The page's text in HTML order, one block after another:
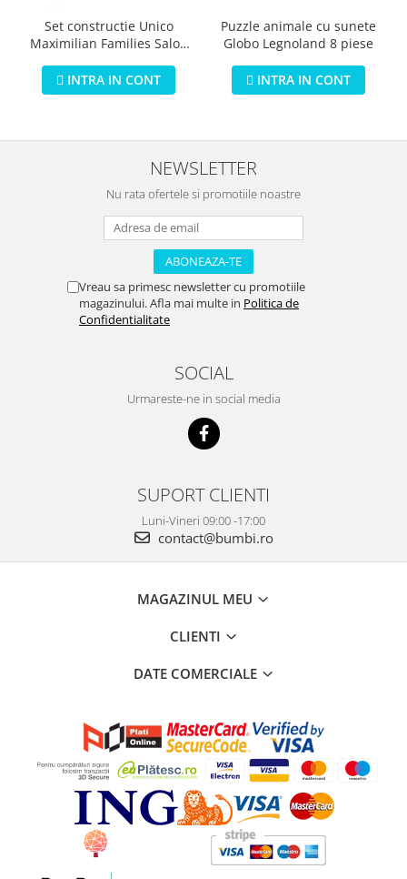
Set constructie Unico
Maximilian Families Salon
INTRA IN CONT
Puzzle animale cu sunete
Globo Legnoland 8 piese
INTRA IN CONT
NEWSLETTER
Nu rata ofertele si promotiile noastre
Vreau sa primesc newsletter cu promotiile
magazinului. Afla mai multe in Politica de
Confidentialitate
SOCIAL
Urmareste-ne in social media
SUPORT CLIENTI
Luni-Vineri 09:00 -17:00
contact@bumbi.ro
MAGAZINUL MEU
CLIENTI
DATE COMERCIALE